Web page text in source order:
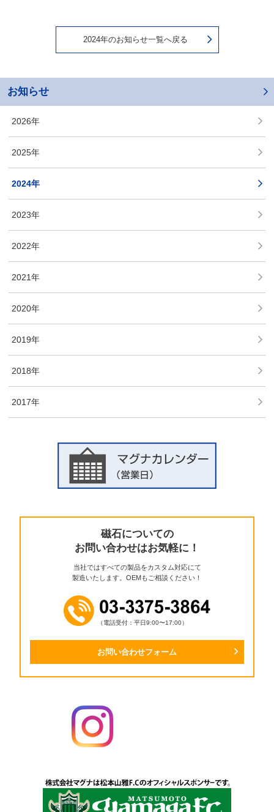
2024年のお知らせ一覧へ戻る
お知らせ
2026年
2025年
2024年
2023年
2022年
2021年
2020年
2019年
2018年
2017年
磁石についての
お問い合わせはお気軽に！
当社ではすべての製品をカスタム対応にて
製造いたします。OEMもご相談ください！
（電話受付：平日9:00〜17:00）
お問い合わせフォーム